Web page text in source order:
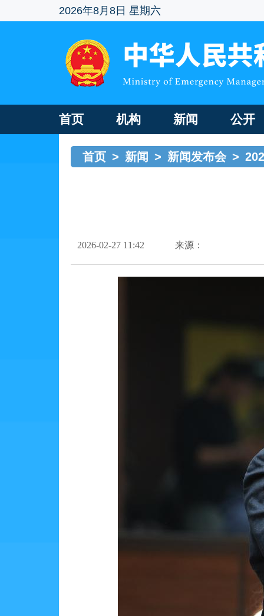
2026年8月8日 星期六
首页 机构 新闻 公开
首页 > 新闻 > 新闻发布会 >
2026-02-27 11:42 来源：